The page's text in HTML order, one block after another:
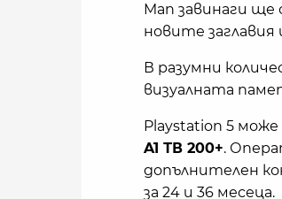
Man завинаги
новите заглавия
В разумни
визуалната
Playstation 5
A1 ТВ 200+.
допълнителен
за 24 и 36 месеца.